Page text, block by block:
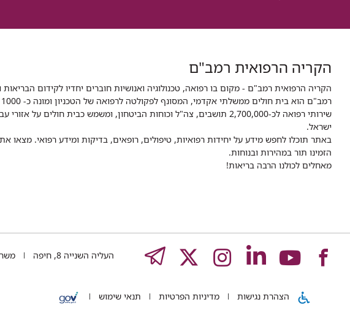
הקריה הרפואית רמב"ם
הקריה הרפואית רמב"ם - מקום בו רפואה, טכנולוגיה ואנושיות חוברים יחדיו לקידום
ישראל.
באתר תוכלו לחפש מידע על יחידות רפואיות, טיפולים, רופאים, בדיקות ומידע רפואי.
הזמינו תור במהירות ובנוחות.
מאחלים לכולנו הרבה בריאות!
לעמוד
לעמוד
לעמוד
לעמוד
לעמוד
העליה השנייה 8, חיפה
הצהרת נגישות מדיניות הפרטיות תנאי שימוש